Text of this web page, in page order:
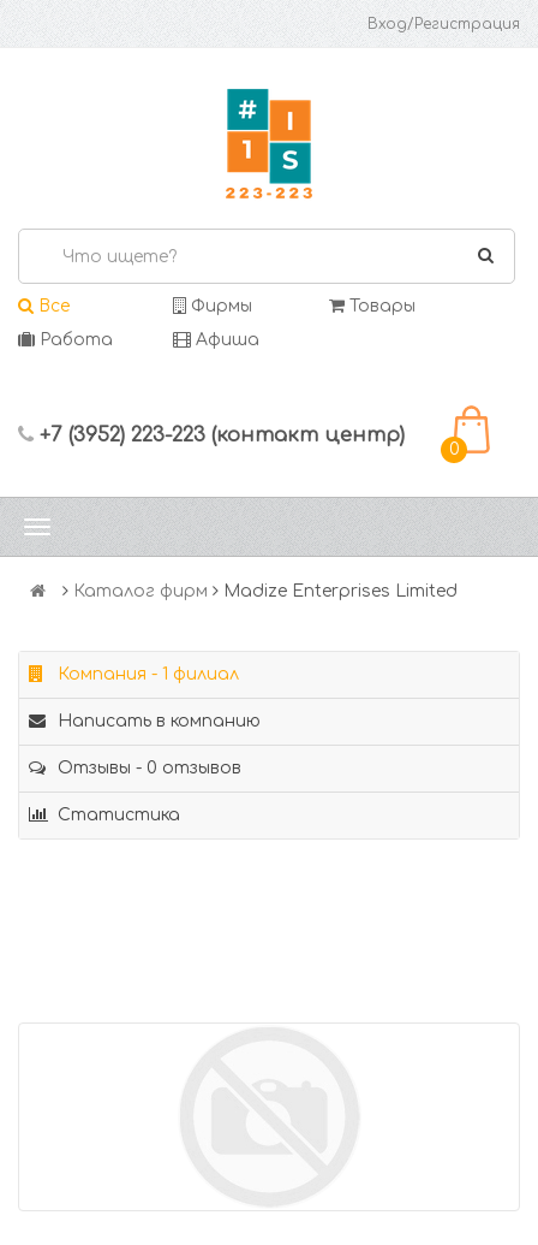
Вход/Регистрация
Все Фирмы
Товары
Работа
Афиша
+7 (3952) 223-223 (контакт центр)
0
Каталог фирм Madize Enterprises Limited
Компания - 1 филиал
Написать в компанию
Отзывы - 0 отзывов
Статистика